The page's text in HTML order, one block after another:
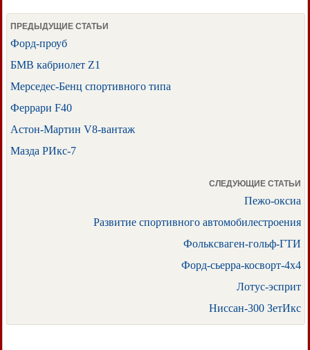
ПРЕДЫДУЩИЕ СТАТЬИ
Форд-проуб
БМВ кабриолет Z1
Мерседес-Бенц спортивного типа
Феррари F40
Астон-Мартин V8-вантаж
Мазда РИкс-7
СЛЕДУЮЩИЕ СТАТЬИ
Пежо-оксиа
Развитие спортивного автомобилестроения
Фольксваген-гольф-ГТИ
Форд-сьерра-косворт-4х4
Лотус-эсприт
Ниссан-300 ЗетИкс